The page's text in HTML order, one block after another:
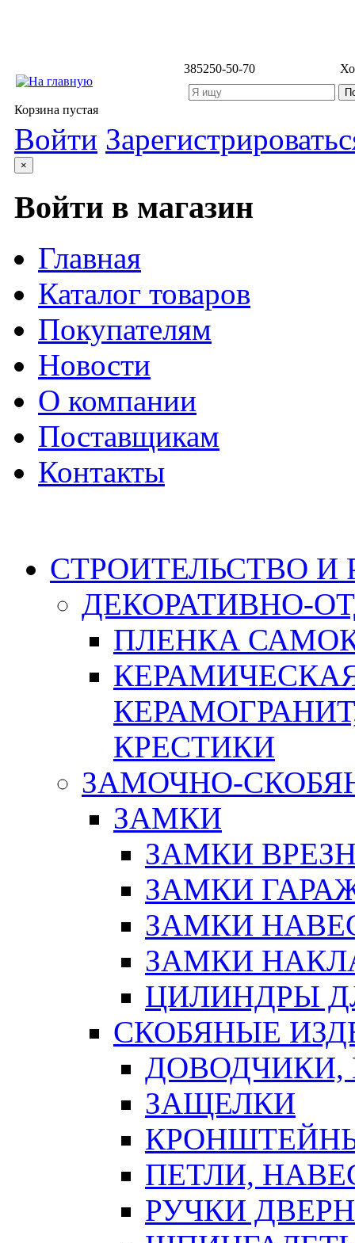
385250-50-70
Корзина пустая
Войти
×
Войти в магазин
Главная
Каталог товаров
Покупателям
Новости
О компании
Поставщикам
Контакты
СТРОИТЕЛЬСТВО И
ДЕКОРАТИВНО-
ПЛЕНКА
КРЕСТИКИ
ЗАМОЧНО-
ЗАМКИ
ЗАМКИ
ЗАМКИ
ЗАМКИ
ЗАМКИ
ЦИЛИНДРЫ
СКОБЯНЫЕ
ЗАЩЕЛКИ
ПЕТЛИ,
РУЧКИ